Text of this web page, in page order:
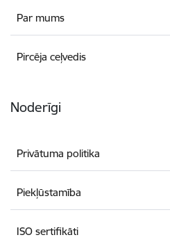
Par mums
Pircēja ceļvedis
Noderīgi
Privātuma politika
Piekļūstamība
ISO sertifikāti